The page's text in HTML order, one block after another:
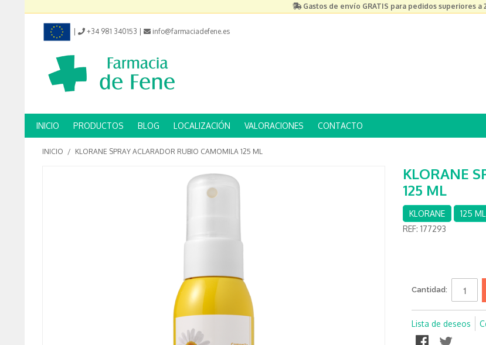
Gastos de envío GRATIS para pedidos superiores a
+34 981 340153 info@farmaciadefene.es
INICIO PRODUCTOS BLOG LOCALIZACIÓN VALORACIONES CONTACTO
INICIO / KLORANE SPRAY ACLARADOR RUBIO CAMOMILA 125 ML
KLORANE
125 ML
KLORANE
125 ML
REF: 177293
Cantidad:
Lista de deseos